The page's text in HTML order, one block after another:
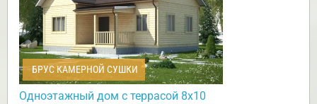
БРУС КАМЕРНОЙ СУШКИ
Одноэтажный дом с террасой 8х10